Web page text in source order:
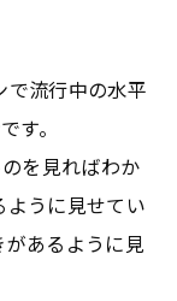
で流行中の水平
す。
を見ればわか
ように見せてい
あるように見